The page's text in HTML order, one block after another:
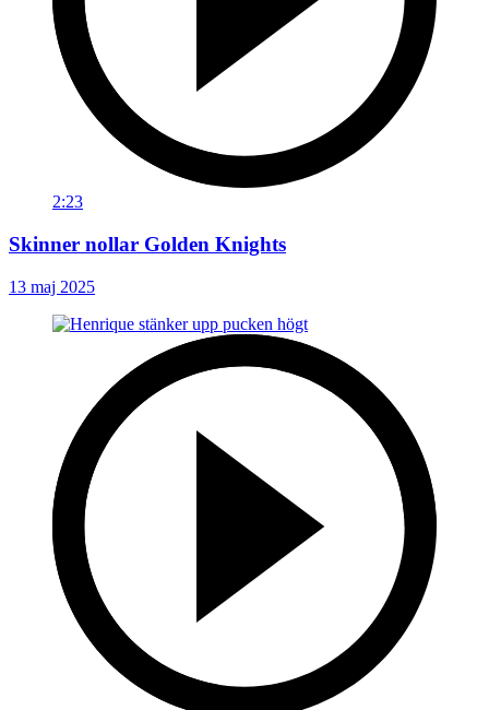
2:23
Skinner nollar Golden Knights
13 maj 2025